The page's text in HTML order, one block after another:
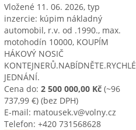
Vložené 11. 06. 2026, typ
inzercie: kúpim nákladný
automobil, r.v. od .1990., max.
motohodín 10000, KOUPÍM
HÁKOVÝ NOSIČ
KONTEJNERŮ.NABÍDNĚTE.RYCHLÉ
JEDNÁNÍ.
Cena do: 2 500 000,00 Kč (~96
737,99 €) (bez DPH)
E-mail: matousek.v@volny.cz
Telefon: +420 731568628